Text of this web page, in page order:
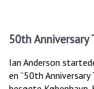
50th Anniversary
Ian Anderson
en ”50th